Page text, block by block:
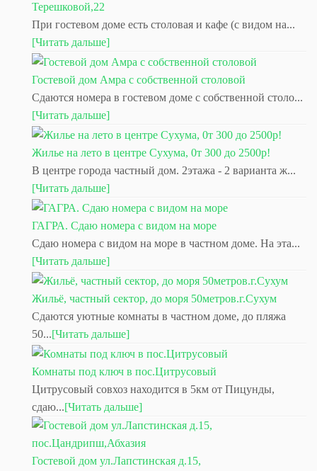
Терешковой,22
При гостевом доме есть столовая и кафе (с видом на...
[Читать дальше]
Гостевой дом Амра с собственной столовой
Сдаются номера в гостевом доме с собственной столо...
[Читать дальше]
Жилье на лето в центре Сухума, 0т 300 до 2500р!
В центре города частный дом. 2этажа - 2 варианта ж...
[Читать дальше]
ГАГРА. Сдаю номера с видом на море
Сдаю номера с видом на море в частном доме. На эта...
[Читать дальше]
Жильё, частный сектор, до моря 50метров.г.Сухум
Сдаются уютные комнаты в частном доме, до пляжа
50...[Читать дальше]
Комнаты под ключ в пос.Цитрусовый
Цитрусовый совхоз находится в 5км от Пицунды,
сдаю...[Читать дальше]
Гостевой дом ул.Лапстинская д.15,